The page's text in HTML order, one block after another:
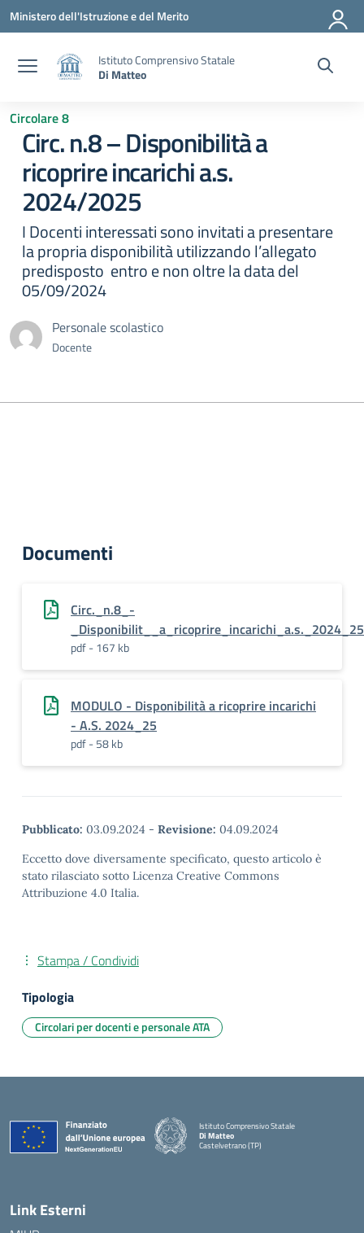
Vai ai contenuti
Vai al menu di navigazione
Vai al footer
Ministero dell'Istruzione e del Merito
Istituto Comprensivo Statale
Di Matteo
Circolare 8
Circ. n.8 – Disponibilità a
ricoprire incarichi a.s.
2024/2025
I Docenti interessati sono invitati a presentare
la propria disponibilità utilizzando l’allegato
predisposto entro e non oltre la data del
05/09/2024
Personale scolastico
Docente
Documenti
Circ._n.8_-
pdf - 167 kb
MODULO - Disponibilità a ricoprire incarichi
- A.S. 2024_25
pdf - 58 kb
Pubblicato: 03.09.2024 - Revisione: 04.09.2024
Eccetto dove diversamente specificato, questo articolo è
stato rilasciato sotto Licenza Creative Commons
Attribuzione 4.0 Italia.
Stampa / Condividi
Tipologia
Circolari per docenti e personale ATA
Istituto Comprensivo Statale
Di Matteo
Castelvetrano (TP)
Link Esterni